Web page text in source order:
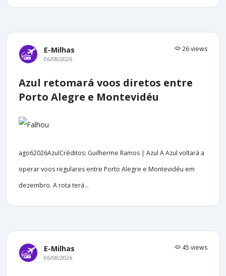
E-Milhas 26 views
06/08/2026
Azul retomará voos diretos entre
Porto Alegre e Montevidéu
ago62026AzulCréditos: Guilherme Ramos | Azul A Azul voltará a
operar voos regulares entre Porto Alegre e Montevidéu em
dezembro. A rota terá...
E-Milhas 45 views
06/08/2026